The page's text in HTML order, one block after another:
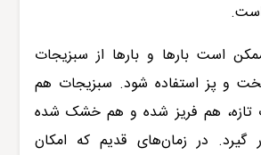
است بارها و بارها از سبزیجات
و پز استفاده شود. سبزیجات هم
تازه، هم فریز شده و هم خشک شده
گیرد. در زما‌ن‌های قدیم که امکان